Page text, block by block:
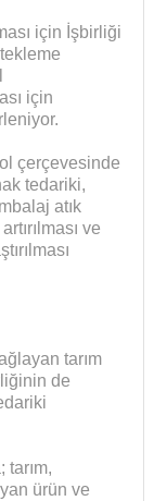
için İşbirliği
için
çerçevesinde
tedariki,
atık
ve
tarım
de
tarım,
ürün ve